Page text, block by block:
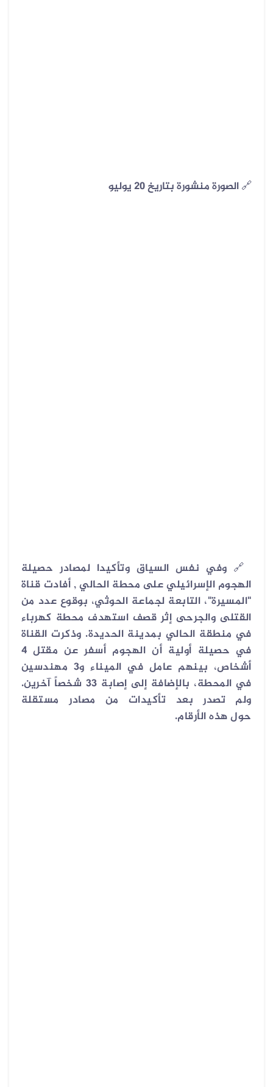
🔗الصورة منشورة بتاريخ 20 يوليو
🔗 وفي نفس السياق وتأكيدا لمصادر حصيلة
الهجوم الإسرائيلي على محطة الحالي , أفادت قناة
"المسيرة"، التابعة لجماعة الحوثي، بوقوع عدد من
القتلى والجرحى إثر قصف استهدف محطة كهرباء
في منطقة الحالي بمدينة الحديدة. وذكرت القناة
في حصيلة أولية أن الهجوم أسفر عن مقتل 4
أشخاص، بينهم عامل في الميناء و3 مهندسين
في المحطة، بالإضافة إلى إصابة 33 شخصاً آخرين.
ولم تصدر بعد تأكيدات من مصادر مستقلة
حول هذه الأرقام.